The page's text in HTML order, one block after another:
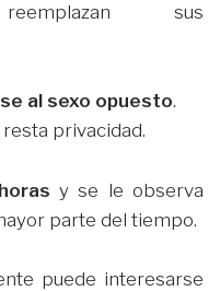
reemplazan sus
al sexo opuesto.
privacidad.
y se le observa
parte del tiempo.
puede interesarse